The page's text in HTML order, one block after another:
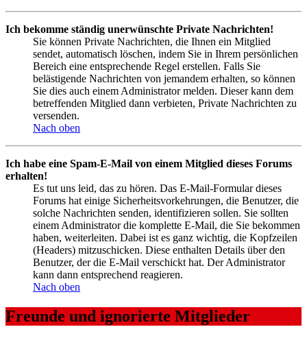
Ich bekomme ständig unerwünschte Private Nachrichten!
Sie können Private Nachrichten, die Ihnen ein Mitglied
sendet, automatisch löschen, indem Sie in Ihrem persönlichen
Bereich eine entsprechende Regel erstellen. Falls Sie
belästigende Nachrichten von jemandem erhalten, so können
Sie dies auch einem Administrator melden. Dieser kann dem
betreffenden Mitglied dann verbieten, Private Nachrichten zu
versenden.
Nach oben
Ich habe eine Spam-E-Mail von einem Mitglied dieses Forums
erhalten!
Es tut uns leid, das zu hören. Das E-Mail-Formular dieses
Forums hat einige Sicherheitsvorkehrungen, die Benutzer, die
solche Nachrichten senden, identifizieren sollen. Sie sollten
einem Administrator die komplette E-Mail, die Sie bekommen
haben, weiterleiten. Dabei ist es ganz wichtig, die Kopfzeilen
(Headers) mitzuschicken. Diese enthalten Details über den
Benutzer, der die E-Mail verschickt hat. Der Administrator
kann dann entsprechend reagieren.
Nach oben
Freunde und ignorierte Mitglieder